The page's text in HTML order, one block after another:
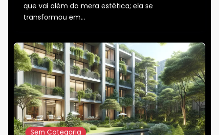
que vai além da mera estética; ela se
transformou em…
Sem Categoria